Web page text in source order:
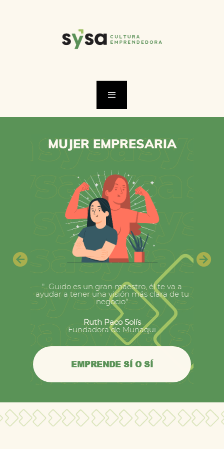
MUJER EMPRESARIA
"...Guido es un gran maestro, él te va a
ayudar a tener una visión más clara de tu
negocio"
Ruth Paco Solís
Fundadora de Munaqui
EMPRENDE SÍ O SÍ